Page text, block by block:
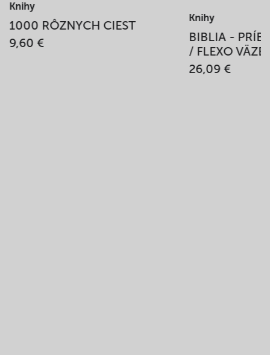
Knihy
1000 RÔZNYCH CIEST
9,60 €
Knihy
BIBLIA -
/ FLEXO
26,09 €